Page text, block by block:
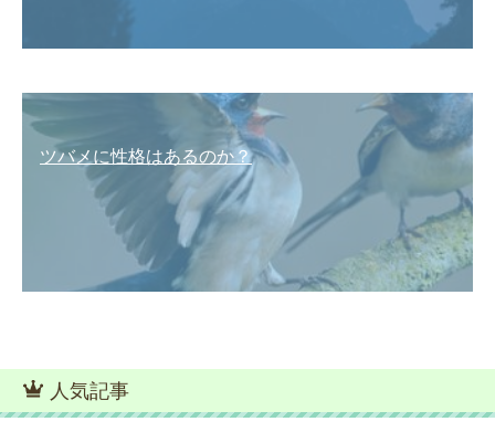
ツバメに性格はあるのか？
人気記事